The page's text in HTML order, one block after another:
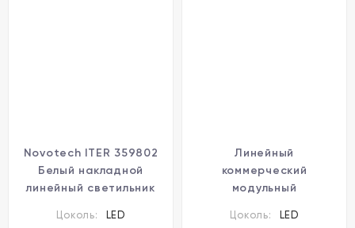
Novotech ITER 359802
Белый накладной
линейный светильник
поворотными плафоном
Цоколь:
LED
Линейный
коммерческий
модульный
светильник 20Вт, 60см
Цоколь:
LED